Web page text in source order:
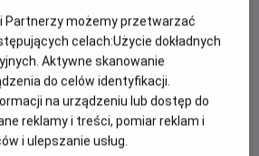
o życie – i o siebie nawzajem.
Partnerzy możemy przetwarzać
celach:Użycie dokładnych
Aktywne skanowanie
do celów identyfikacji.
na urządzeniu lub dostęp do
reklamy i treści, pomiar reklam i
i ulepszanie usług.